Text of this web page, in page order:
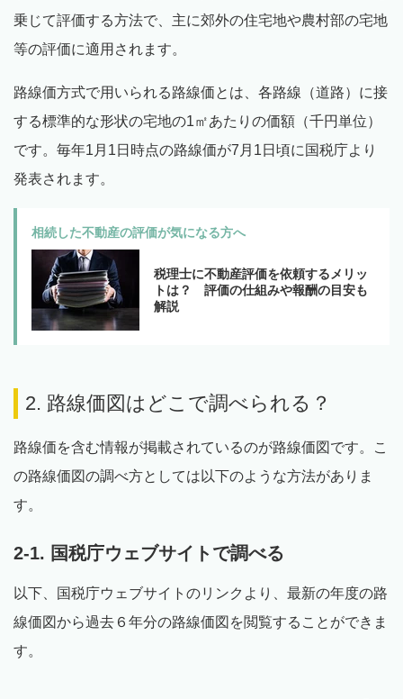
乗じて評価する方法で、主に郊外の住宅地や農村部の宅地
等の評価に適用されます。
路線価方式で用いられる路線価とは、各路線（道路）に接
する標準的な形状の宅地の1㎡あたりの価額（千円単位）
です。毎年1月1日時点の路線価が7月1日頃に国税庁より
発表されます。
相続した不動産の評価が気になる方へ
税理士に不動産評価を依頼するメリッ
トは？ 評価の仕組みや報酬の目安も
解説
2. 路線価図はどこで調べられる？
路線価を含む情報が掲載されているのが路線価図です。こ
の路線価図の調べ方としては以下のような方法がありま
す。
2-1. 国税庁ウェブサイトで調べる
以下、国税庁ウェブサイトのリンクより、最新の年度の路
線価図から過去６年分の路線価図を閲覧することができま
す。